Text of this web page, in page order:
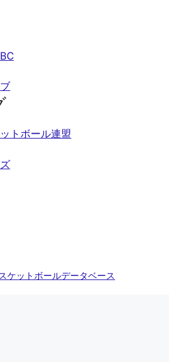
トボール連盟
ケットボールデータベース